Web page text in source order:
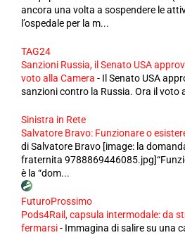
ancora una volta a sospendere le
l’ospedale per la m...
TAG24
Sanzioni Russia, il Senato USA
voto alla Camera - Il Senato USA
sanzioni contro la Russia. Ora il voto
Sinistra in Rete
Salvatore Bravo: Funzionare o
di Salvatore Bravo [image: la
fraternita
è la “dom...
FuturoProssimo
Pods4Rail, capsula intermodale: da
fermarsi- Immagina di salire su una